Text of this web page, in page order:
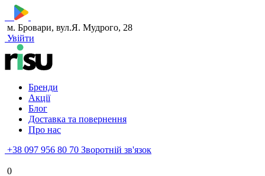
м. Бровари, вул.Я. Мудрого, 28
Увійти
Бренди
Акції
Блог
Доставка та повернення
Про нас
+38 097 956 80 70 Зворотній зв'язок
0